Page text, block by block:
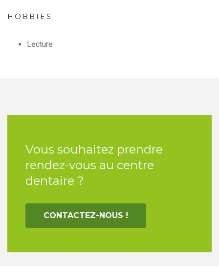
HOBBIES
Lecture
Vous souhaitez prendre
rendez-vous au centre
dentaire ?
CONTACTEZ-NOUS !